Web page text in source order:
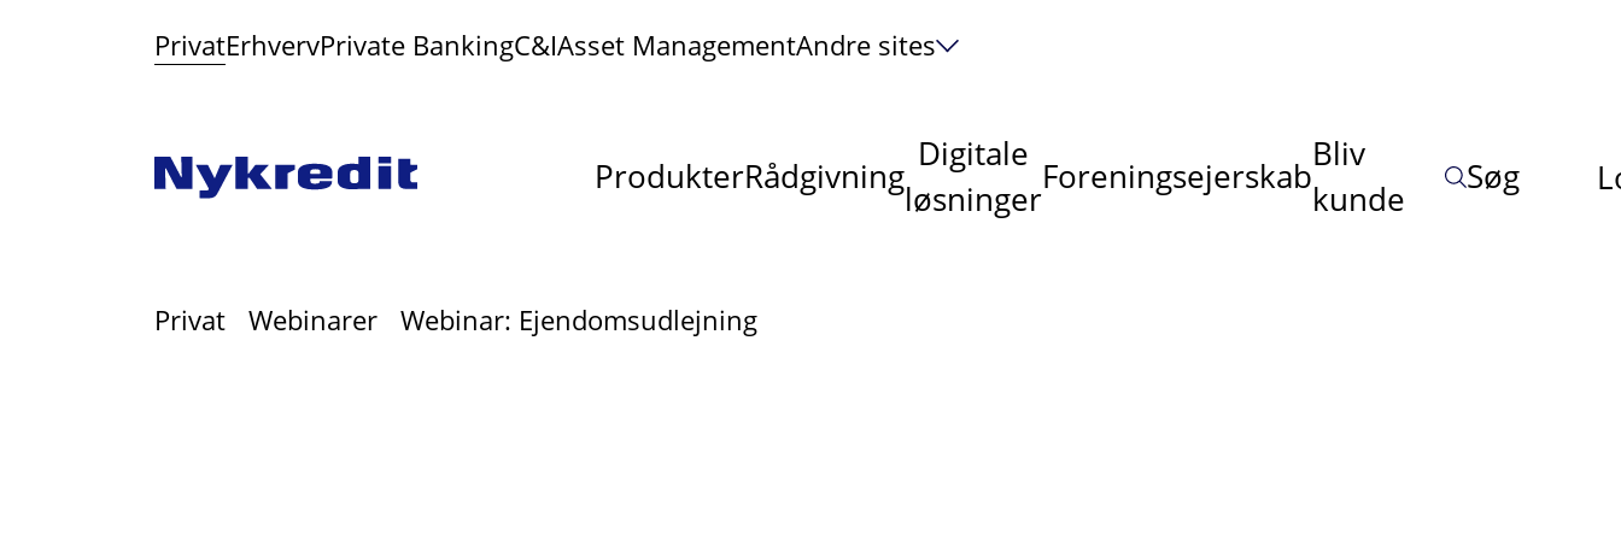
PrivatErhvervPrivate BankingC&IAsset ManagementAndre sites
ProdukterRådgivning
Digitale
løsninger
Foreningsejerskab
Bliv
kunde
Søg
Privat Webinarer Webinar: Ejendomsudlejning